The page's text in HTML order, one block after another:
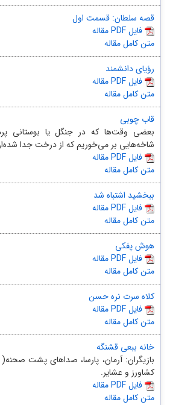
قصه سلطان: قسمت اول
مقاله PDF فایل
متن کامل مقاله
رؤیای دانشمند
مقاله PDF فایل
متن کامل مقاله
قاب چوبی
بعضی وقت‌ها که در جنگل یا بوستانی
شاخه‌هایی بر می‌خوریم که از درخت جدا
مقاله PDF فایل
متن کامل مقاله
ببخشید اشتباه شد
مقاله PDF فایل
متن کامل مقاله
هوش پفکی
مقاله PDF فایل
متن کامل مقاله
کلاه سرت نره حسن
مقاله PDF فایل
متن کامل مقاله
خانه ببعی قشنگه
بازیگران: آرمان، پارسا، صداهای پشت
کشاورز و عشایر.
مقاله PDF فایل
متن کامل مقاله